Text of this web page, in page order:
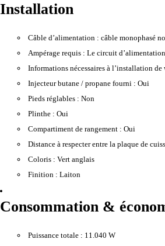
Installation
Câble d’alimentation : câble monophasé
Ampérage requis : Le circuit
Informations nécessaires à l’installation
Injecteur butane / propane fourni : Oui
Pieds réglables : Non
Plinthe : Oui
Compartiment de rangement : Oui
Distance à respecter entre la plaque de
Coloris : Vert anglais
Finition : Laiton
Consommation &
Puissance totale : 11.040 W